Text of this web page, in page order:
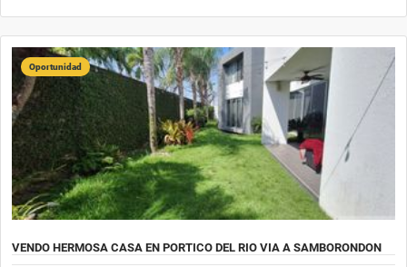
Oportunidad
VENDO HERMOSA CASA EN PORTICO DEL RIO VIA A SAMBORONDON